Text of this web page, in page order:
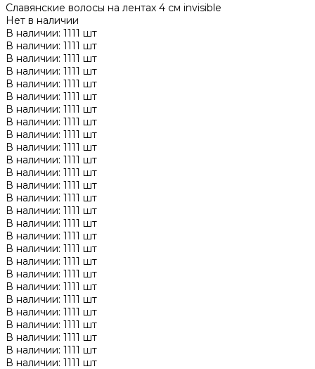
Славянские волосы на лентах 4 см invisible
Нет в наличии
В наличии: 1111 шт
В наличии: 1111 шт
В наличии: 1111 шт
В наличии: 1111 шт
В наличии: 1111 шт
В наличии: 1111 шт
В наличии: 1111 шт
В наличии: 1111 шт
В наличии: 1111 шт
В наличии: 1111 шт
В наличии: 1111 шт
В наличии: 1111 шт
В наличии: 1111 шт
В наличии: 1111 шт
В наличии: 1111 шт
В наличии: 1111 шт
В наличии: 1111 шт
В наличии: 1111 шт
В наличии: 1111 шт
В наличии: 1111 шт
В наличии: 1111 шт
В наличии: 1111 шт
В наличии: 1111 шт
В наличии: 1111 шт
В наличии: 1111 шт
В наличии: 1111 шт
В наличии: 1111 шт